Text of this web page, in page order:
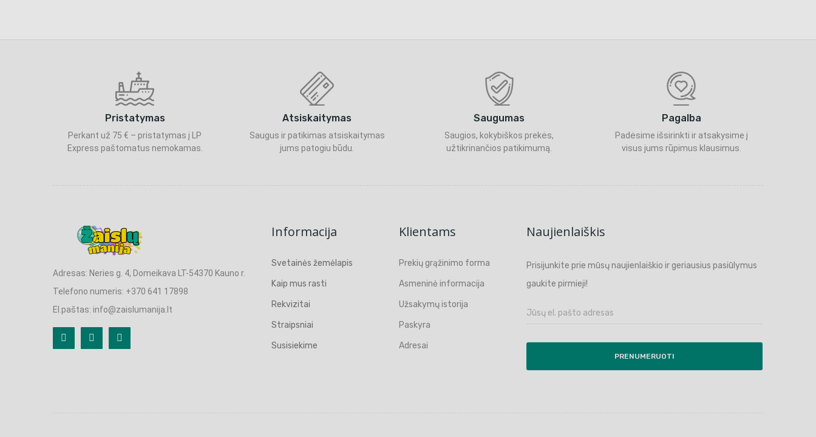
Pristatymas
Perkant už 75 € – pristatymas į LP
Express paštomatus nemokamas.
Atsiskaitymas
Saugus ir patikimas atsiskaitymas
jums patogiu būdu.
Saugumas
Saugios, kokybiškos prekės,
užtikrinančios patikimumą.
Pagalba
Padėsime išsirinkti ir atsakysime į
visus jums rūpimus klausimus.
Adresas: Neries g. 4, Domeikava LT-54370 Kauno r.
Telefono numeris: +370 641 17898
El.paštas: info@zaislumanija.lt
Informacija
Svetainės žemėlapis
Kaip mus rasti
Rekvizitai
Straipsniai
Susisiekime
Klientams
Prekių grąžinimo forma
Asmeninė informacija
Užsakymų istorija
Paskyra
Adresai
Naujienlaiškis
Prisijunkite prie mūsų naujienlaiškio ir geriausius pasiūlymus
gaukite pirmieji!
PRENUMERUOTI